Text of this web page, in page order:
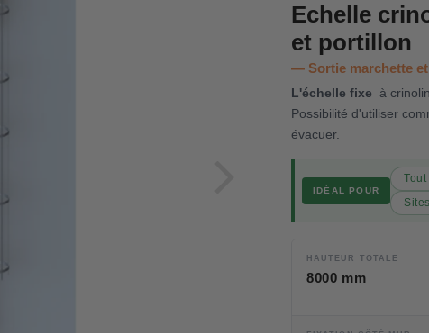
Echelle
et portillon
Sortie marchette
L'échelle fixe à
Possibilité d'utiliser
évacuer.
IDÉAL POUR
HAUTEUR TOTALE
8000 mm